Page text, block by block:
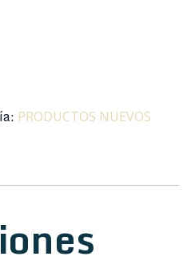
PRODUCTOS NUEVOS